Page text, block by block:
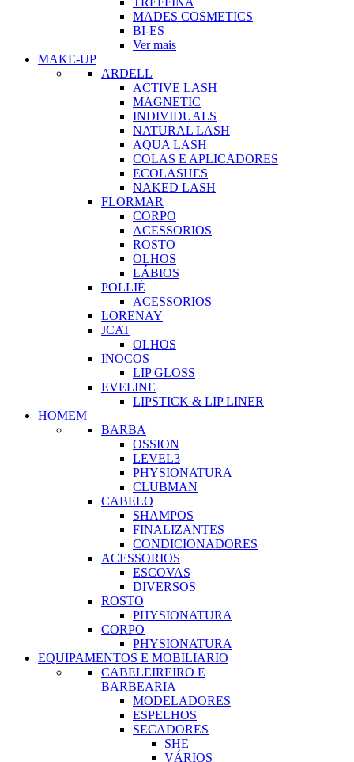
MADES COSMETICS
BI-ES
Ver mais
MAKE-UP
ARDELL
ACTIVE LASH
MAGNETIC
INDIVIDUALS
NATURAL LASH
AQUA LASH
COLAS E APLICADORES
ECOLASHES
NAKED LASH
FLORMAR
CORPO
ACESSORIOS
ROSTO
OLHOS
LÁBIOS
POLLIÉ
ACESSORIOS
LORENAY
JCAT
OLHOS
INOCOS
LIP GLOSS
EVELINE
LIPSTICK & LIP LINER
HOMEM
BARBA
OSSION
LEVEL3
PHYSIONATURA
CLUBMAN
CABELO
SHAMPOS
FINALIZANTES
CONDICIONADORES
ACESSORIOS
ESCOVAS
DIVERSOS
ROSTO
PHYSIONATURA
CORPO
PHYSIONATURA
EQUIPAMENTOS E MOBILIARIO
CABELEIREIRO E
BARBEARIA
MODELADORES
ESPELHOS
SECADORES
SHE
VÁRIOS